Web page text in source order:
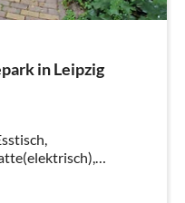
in Leipzig
Backofen,
Gefrierkom...